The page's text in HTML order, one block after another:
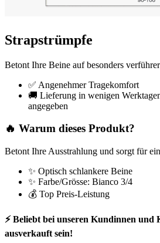
Strapstrümpfe
Betont Ihre Beine auf besonders
✅ Angenehmer Tragekomfort
🚚 Lieferung in wenigen
angegeben
🔥 Warum dieses Produkt?
Betont Ihre Ausstrahlung und sorgt für
✨ Optisch schlankere Beine
✨ Farbe/Grösse: Bianco 3/4
💰 Top Preis-Leistung
⚡ Beliebt bei unseren Kundinnen und
ausverkauft sein!